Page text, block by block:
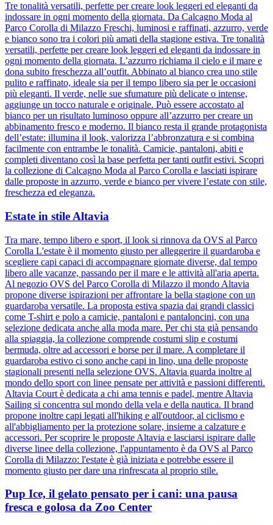
Tre tonalità versatili, perfette per creare look leggeri ed eleganti da
indossare in ogni momento della giornata. Da Calcagno Moda al
Parco Corolla di Milazzo Freschi, luminosi e raffinati, azzurro, verde
e bianco sono tra i colori più amati della stagione estiva. Tre tonalità
versatili, perfette per creare look leggeri ed eleganti da indossare in
ogni momento della giornata. L’azzurro richiama il cielo e il mare e
dona subito freschezza all’outfit. Abbinato al bianco crea uno stile
pulito e raffinato, ideale sia per il tempo libero sia per le occasioni
più eleganti. Il verde, nelle sue sfumature più delicate o intense,
aggiunge un tocco naturale e originale. Può essere accostato al
bianco per un risultato luminoso oppure all’azzurro per creare un
abbinamento fresco e moderno. Il bianco resta il grande protagonista
dell’estate: illumina il look, valorizza l’abbronzatura e si combina
facilmente con entrambe le tonalità. Camicie, pantaloni, abiti e
completi diventano così la base perfetta per tanti outfit estivi. Scopri
la collezione di Calcagno Moda al Parco Corolla e lasciati ispirare
dalle proposte in azzurro, verde e bianco per vivere l’estate con stile,
freschezza ed eleganza.
Estate in stile Altavia
Tra mare, tempo libero e sport, il look si rinnova da OVS al Parco
Corolla L'estate è il momento giusto per alleggerire il guardaroba e
scegliere capi capaci di accompagnare giornate diverse, dal tempo
libero alle vacanze, passando per il mare e le attività all'aria aperta.
Al negozio OVS del Parco Corolla di Milazzo il mondo Altavia
propone diverse ispirazioni per affrontare la bella stagione con un
guardaroba versatile. La proposta estiva spazia dai grandi classici
come T-shirt e polo a camicie, pantaloni e pantaloncini, con una
selezione dedicata anche alla moda mare. Per chi sta già pensando
alla spiaggia, la collezione comprende costumi slip e costumi
bermuda, oltre ad accessori e borse per il mare. A completare il
guardaroba estivo ci sono anche capi in lino, una delle proposte
stagionali presenti nella selezione OVS. Altavia guarda inoltre al
mondo dello sport con linee pensate per attività e passioni differenti.
Altavia Court è dedicata a chi ama tennis e padel, mentre Altavia
Sailing si concentra sul mondo della vela e della nautica. Il brand
propone inoltre capi legati all'hiking e all'outdoor, al ciclismo e
all'abbigliamento per la protezione solare, insieme a calzature e
accessori. Per scoprire le proposte Altavia e lasciarsi ispirare dalle
diverse linee della collezione, l'appuntamento è da OVS al Parco
Corolla di Milazzo: l'estate è già iniziata e potrebbe essere il
momento giusto per dare una rinfrescata al proprio stile.
Pup Ice, il gelato pensato per i cani: una pausa
fresca e golosa da Zoo Center